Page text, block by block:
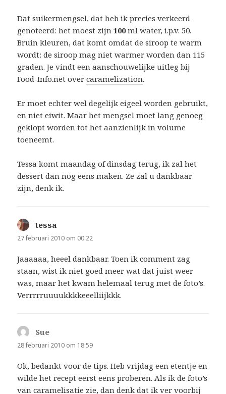
Dat suikermengsel, dat heb ik precies verkeerd
genoteerd: het moest zijn100ml water, i.p.v. 50.
Bruin kleuren, dat komt omdat de siroop te warm
wordt: de siroop mag niet warmer worden dan 115
graden. Je vindt een aanschouwelijke uitleg bij
Food-Info.net overcaramelization.
Er moet echter wel degelijk eigeel worden gebruikt,
en niet eiwit. Maar het mengsel moet lang genoeg
geklopt worden tot het aanzienlijk in volume
toeneemt.
Tessa komt maandag of dinsdag terug, ik zal het
dessert dan nog eens maken. Ze zal u dankbaar
zijn, denk ik.
tessa
27 februari 2010 om 00:22
Jaaaaaa, heeel dankbaar. Toen ik comment zag
staan, wist ik niet goed meer wat dat juist weer
was, maar het kwam helemaal terug met de foto’s.
Verrrrruuuukkkkeeelliijkkk.
Sue
28 februari 2010 om 18:59
Ok, bedankt voor de tips. Heb vrijdag een etentje en
wilde het recept eerst eens proberen. Als ik de foto’s
van caramelisatie zie, dan denk dat ik ver voorbij